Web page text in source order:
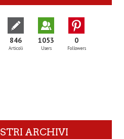
846
Articoli
1053
Users
0
Followers
ARCHIVI